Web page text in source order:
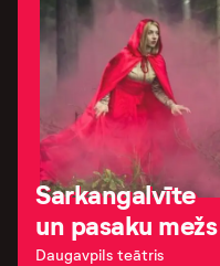
Sarkangalvīte
un pasaku mežs
Daugavpils teātris